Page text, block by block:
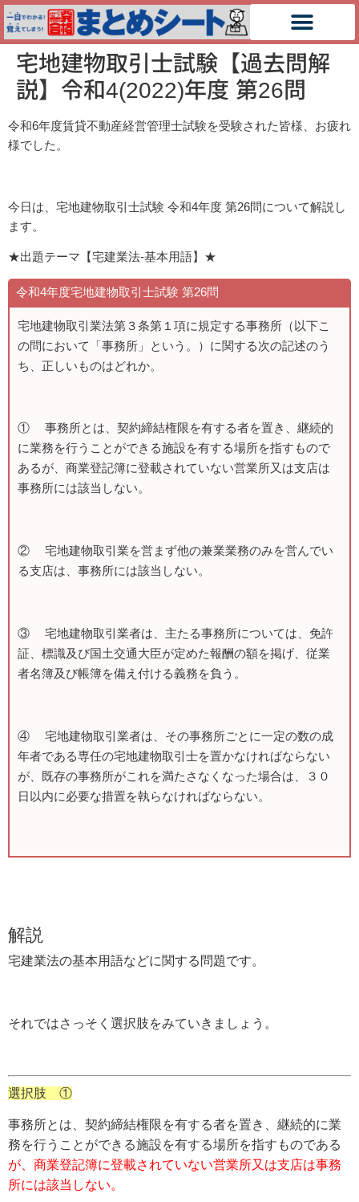
宅地建物取引士試験【過去問解
説】令和4(2022)年度 第26問
令和6年度賃貸不動産経営管理士試験を受験された皆様、お疲れ
様でした。
今日は、宅地建物取引士試験 令和4年度 第26問について解説し
ます。
★出題テーマ【宅建業法-基本用語】★
令和4年度宅地建物取引士試験 第26問
宅地建物取引業法第３条第１項に規定する事務所（以下こ
の問において「事務所」という。）に関する次の記述のう
ち、正しいものはどれか。
① 事務所とは、契約締結権限を有する者を置き、継続的
に業務を行うことができる施設を有する場所を指すもので
あるが、商業登記簿に登載されていない営業所又は支店は
事務所には該当しない。
② 宅地建物取引業を営まず他の兼業業務のみを営んでい
る支店は、事務所には該当しない。
③ 宅地建物取引業者は、主たる事務所については、免許
証、標識及び国土交通大臣が定めた報酬の額を掲げ、従業
者名簿及び帳簿を備え付ける義務を負う。
④ 宅地建物取引業者は、その事務所ごとに一定の数の成
年者である専任の宅地建物取引士を置かなければならない
が、既存の事務所がこれを満たさなくなった場合は、３０
日以内に必要な措置を執らなければならない。
解説
宅建業法の基本用語などに関する問題です。
それではさっそく選択肢をみていきましょう。
選択肢 ①
事務所とは、契約締結権限を有する者を置き、継続的に業
務を行うことができる施設を有する場所を指すものである
が、商業登記簿に登載されていない営業所又は支店は事務
所には該当しない。